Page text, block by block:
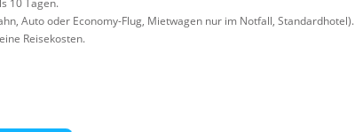
10 Tagen.
Auto oder Economy-Flug, Mietwagen nur im Notfall, Standardhotel).
Reisekosten.